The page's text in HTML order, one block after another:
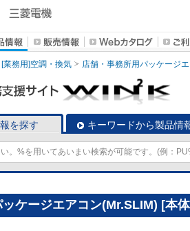
[業務用]空調・換気 店舗・事務所用パッケージ
を探す キーワードから製品情
ケージエアコン(Mr.SLIM) [本